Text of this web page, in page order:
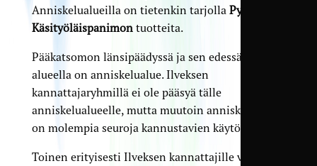
Anniskelualueilla on tietenkin tarjolla Pyynikin
Käsityöläispanimontuotteita.
Pääkatsomon länsipäädyssä ja sen edessä olevalla
alueella on anniskelualue. Ilveksen
kannattajaryhmillä ei ole pääsyä tälle
anniskelualueelle, mutta muutoin anniskelualue
on molempia seuroja kannustavien käytössä.
Toinen erityisesti Ilveksen kannattajille varattu